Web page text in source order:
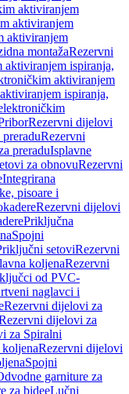
aktiviranjem
aktiviranjem
aktiviranjem
montažaRezervni
aktiviranjem ispiranja,
aktiviranjem
ispiranja,
Rezervni dijelovi
Rezervni
preraduIsplavne
za obnovuRezervni
Integrirana
pisoare i
Rezervni dijelovi
Priključna
Spojni
setoviRezervni
koljenaRezervni
od PVC-
naglavci i
Rezervni dijelovi za
dijelovi za
za Spiralni
Rezervni dijelovi
Spojni
garniture za
za bideeLučni